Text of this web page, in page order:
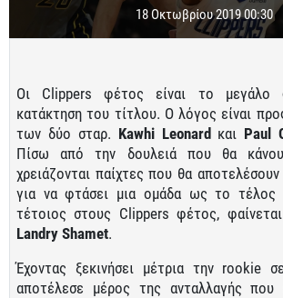
18 Οκτωβρίου 2019 00:30
Οι Clippers φέτος είναι το μεγάλο
κατάκτηση του τίτλου. Ο λόγος είναι
των δύο σταρ. Kawhi Leonard και Paul
Πίσω από την δουλειά που θα
χρειάζονται παίχτες που θα
για να φτάσει μια ομάδα ως το τέλος
τέτοιος στους Clippers φέτος,
Landry Shamet.
Έχοντας ξεκινήσει μέτρια την rookie
αποτέλεσε μέρος της ανταλλαγής που